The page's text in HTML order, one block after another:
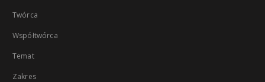
Twórca
Współtwórca
Temat
Zakres